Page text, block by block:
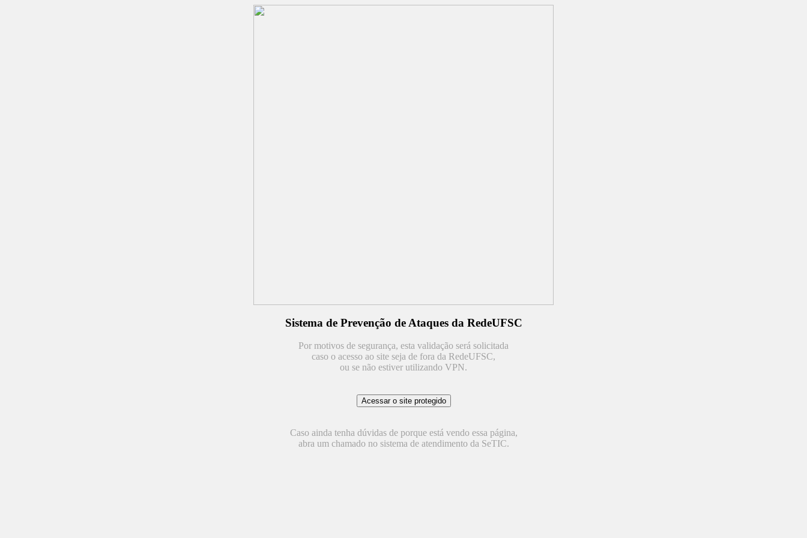
Sistema de Prevenção de Ataques da RedeUFSC
Por motivos de segurança, esta validação será solicitada
caso o acesso ao site seja de fora da RedeUFSC,
ou se não estiver utilizando VPN.
Caso ainda tenha dúvidas de porque está vendo essa página,
abra um chamado no sistema de atendimento da SeTIC.